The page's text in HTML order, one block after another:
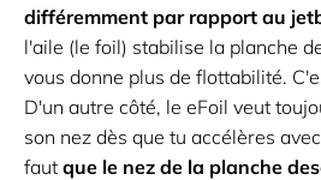
différemment par rapport au
l'aile (le foil) stabilise la planche
vous donne plus de flottabilité.
D'un autre côté, le eFoil veut
son nez dès que tu accélères
faut que le nez de la planche